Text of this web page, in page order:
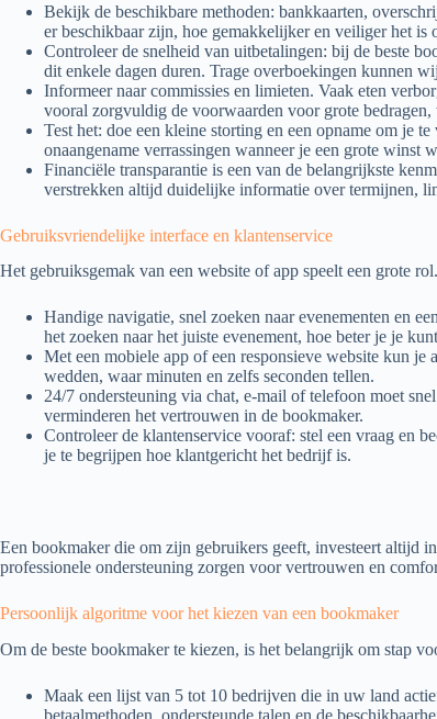
Bekijk de beschikbare methoden: bankkaarten,
er beschikbaar zijn, hoe gemakkelijker en veiliger het is
Controleer de snelheid van uitbetalingen: bij de beste
dit enkele dagen duren. Trage overboekingen kunnen
Informeer naar commissies en limieten. Vaak eten
vooral zorgvuldig de voorwaarden voor grote
Test het: doe een kleine storting en een opname om je
onaangename verrassingen wanneer je een grote winst
Financiële transparantie is een van de belangrijkste
verstrekken altijd duidelijke informatie over termijnen,
Gebruiksvriendelijke interface en klantenservice
Het gebruiksgemak van een website of app speelt een grote rol.
Handige navigatie, snel zoeken naar evenementen en
het zoeken naar het juiste evenement, hoe beter je je
Met een mobiele app of een responsieve website kun
wedden, waar minuten en zelfs seconden tellen.
24/7 ondersteuning via chat, e-mail of telefoon moet
verminderen het vertrouwen in de bookmaker.
Controleer de klantenservice vooraf: stel een vraag en
je te begrijpen hoe klantgericht het bedrijf is.
Een bookmaker die om zijn gebruikers geeft, investeert altijd
professionele ondersteuning zorgen voor vertrouwen en
Persoonlijk algoritme voor het kiezen van een bookmaker
Om de beste bookmaker te kiezen, is het belangrijk om stap
Maak een lijst van 5 tot 10 bedrijven die in uw land